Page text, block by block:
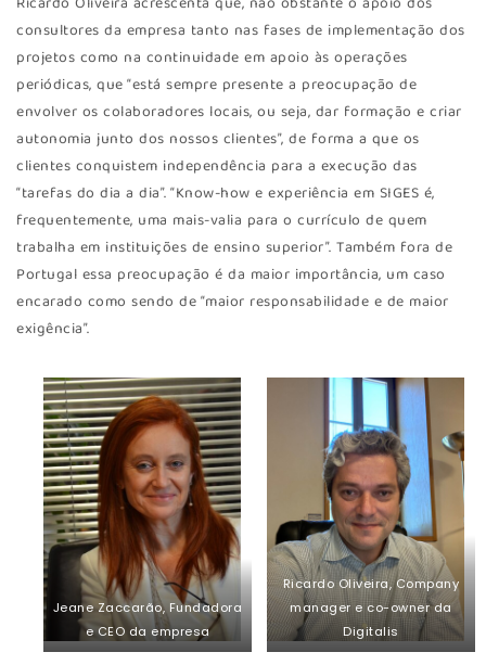
consultores da empresa tanto nas fases de implementação dos
projetos como na continuidade em apoio às operações
periódicas, que “está sempre presente a preocupação de
envolver os colaboradores locais, ou seja, dar formação e criar
autonomia junto dos nossos clientes”, de forma a que os
clientes conquistem independência para a execução das
“tarefas do dia a dia”. “Know-how e experiência em SIGES é,
frequentemente, uma mais-valia para o currículo de quem
trabalha em instituições de ensino superior”. Também fora de
Portugal essa preocupação é da maior importância, um caso
encarado como sendo de “maior responsabilidade e de maior
exigência”.
Jeane Zaccarão, Fundadora
e CEO da empresa
Ricardo Oliveira, Company
manager e co-owner da
Digitalis